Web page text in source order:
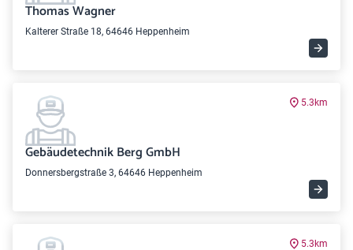
Thomas Wagner
Kalterer Straße 18, 64646 Heppenheim
5.3km
Gebäudetechnik Berg GmbH
Donnersbergstraße 3, 64646 Heppenheim
5.3km